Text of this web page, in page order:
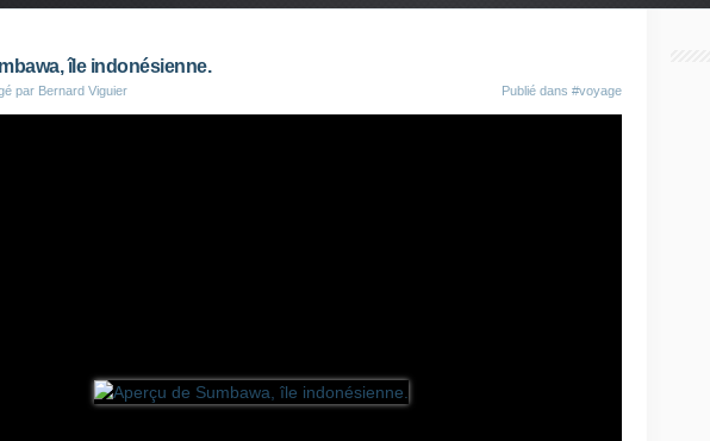
île indonésienne.
par Bernard Viguier Publié dans #voyage